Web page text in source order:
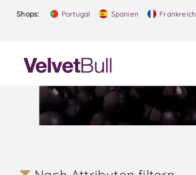
Shops: Portugal Spanien Frankreich